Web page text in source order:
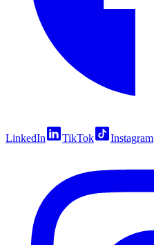
LinkedIn TikTok Instagram